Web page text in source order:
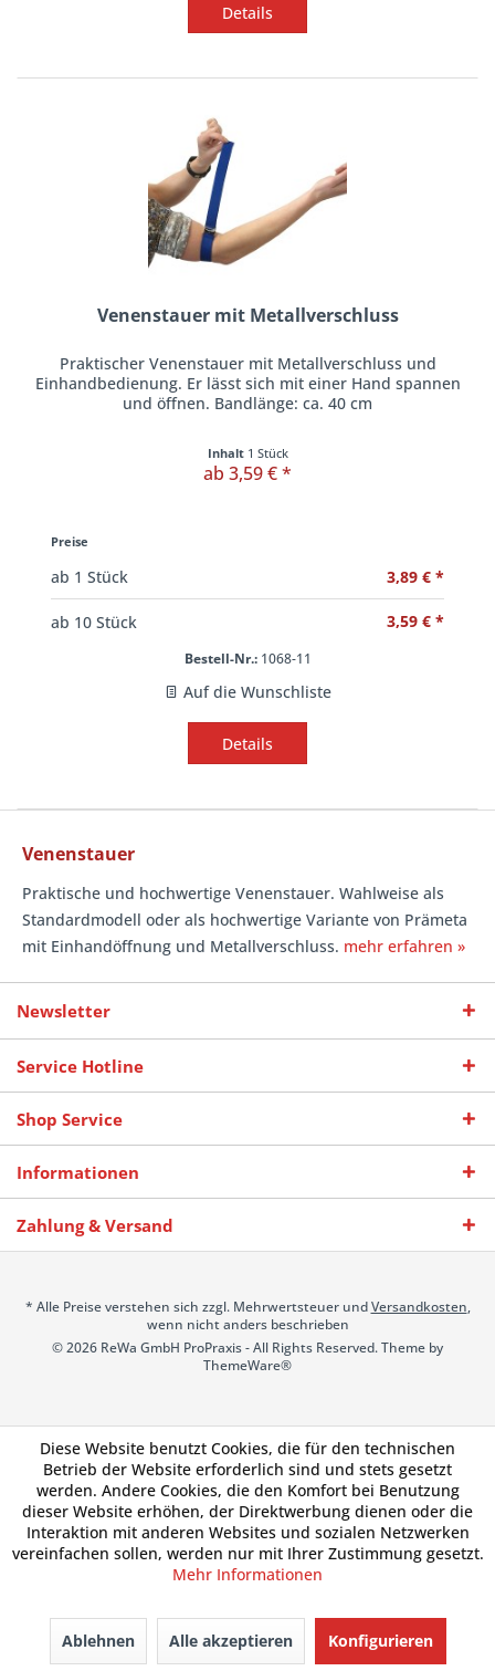
Details
Venenstauer mit Metallverschluss
Praktischer Venenstauer mit Metallverschluss und
Einhandbedienung. Er lässt sich mit einer Hand spannen
und öffnen. Bandlänge: ca. 40 cm
Inhalt 1 Stück
ab 3,59 € *
Preise
ab 1Stück 3,89 € *
ab 10Stück 3,59 € *
Bestell-Nr.:1068-11
Auf die Wunschliste
Details
Venenstauer
Praktische und hochwertige Venenstauer. Wahlweise als
Standardmodell oder als hochwertige Variante von Prämeta
mit Einhandöffnung und Metallverschluss. mehr erfahren »
Newsletter
Service Hotline
Shop Service
Informationen
Zahlung & Versand
* Alle Preise verstehen sich zzgl. Mehrwertsteuer undVersandkosten,
wenn nicht anders beschrieben
© 2026 ReWa GmbH ProPraxis - All Rights Reserved. Theme by
ThemeWare®
Diese Website benutzt Cookies, die für den technischen
Betrieb der Website erforderlich sind und stets gesetzt
werden. Andere Cookies, die den Komfort bei Benutzung
dieser Website erhöhen, der Direktwerbung dienen oder die
Interaktion mit anderen Websites und sozialen Netzwerken
vereinfachen sollen, werden nur mit Ihrer Zustimmung gesetzt.
Mehr Informationen
Ablehnen Alle akzeptieren Konfigurieren